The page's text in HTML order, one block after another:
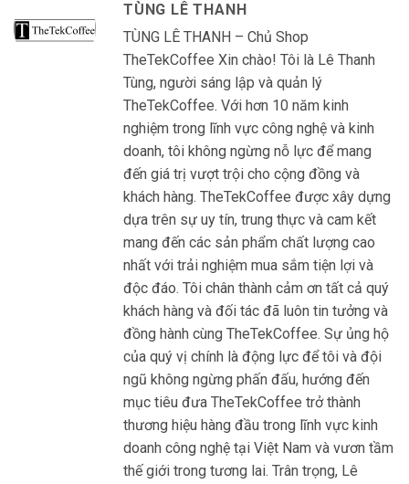
TÙNG LÊ THANH
TÙNG LÊ THANH – Chủ Shop
TheTekCoffee Xin chào! Tôi là Lê Thanh
Tùng, người sáng lập và quản lý
TheTekCoffee. Với hơn 10 năm kinh
nghiệm trong lĩnh vực công nghệ và kinh
doanh, tôi không ngừng nỗ lực để mang
đến giá trị vượt trội cho cộng đồng và
khách hàng. TheTekCoffee được xây dựng
dựa trên sự uy tín, trung thực và cam kết
mang đến các sản phẩm chất lượng cao
nhất với trải nghiệm mua sắm tiện lợi và
độc đáo. Tôi chân thành cảm ơn tất cả quý
khách hàng và đối tác đã luôn tin tưởng và
đồng hành cùng TheTekCoffee. Sự ủng hộ
của quý vị chính là động lực để tôi và đội
ngũ không ngừng phấn đấu, hướng đến
mục tiêu đưa TheTekCoffee trở thành
thương hiệu hàng đầu trong lĩnh vực kinh
doanh công nghệ tại Việt Nam và vươn tầm
thế giới trong tương lai. Trân trọng, Lê